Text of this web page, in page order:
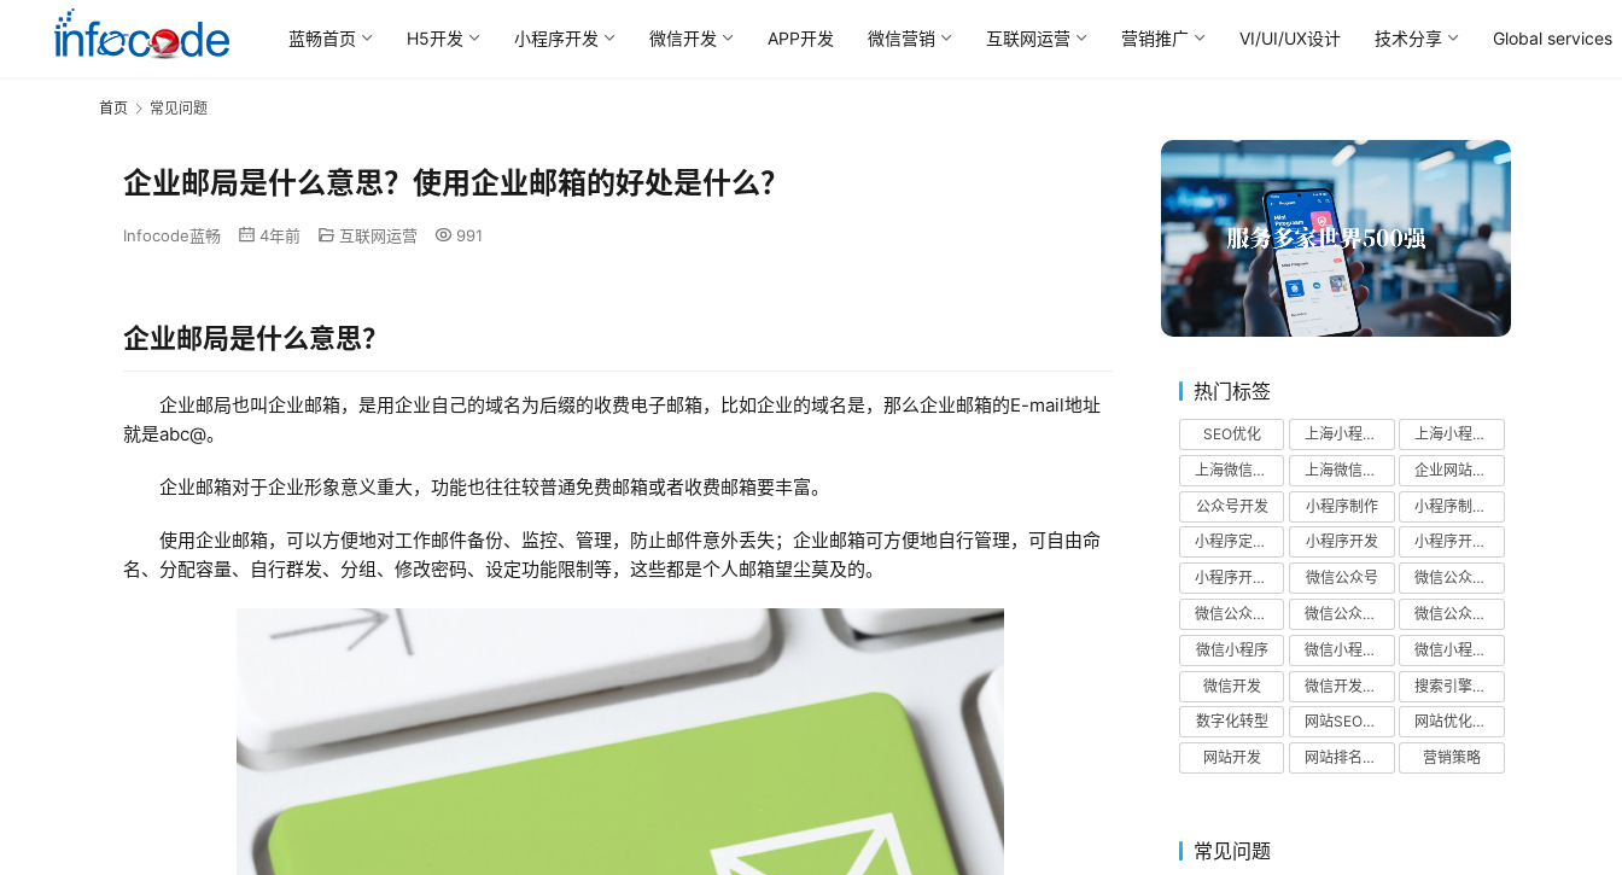
蓝畅首页 H5开发 小程序开发 微信开发 APP开发 微信营销 互联网运营 营销推广 VI/UI/UX设计 技术分享 Global services
首页 常见问题
企业邮局是什么意思？使用企业邮箱的好处是什么？
Infocode蓝畅 4年前 互联网运营 991
企业邮局是什么意思？
企业邮局也叫企业邮箱，是用企业自己的域名为后缀的收费电子邮箱，比如企业的域名是，那么企业邮箱的E-mail地址
就是abc@。
企业邮箱对于企业形象意义重大，功能也往往较普通免费邮箱或者收费邮箱要丰富。
使用企业邮箱，可以方便地对工作邮件备份、监控、管理，防止邮件意外丢失；企业邮箱可方便地自行管理，可自由命
名、分配容量、自行群发、分组、修改密码、设定功能限制等，这些都是个人邮箱望尘莫及的。
热门标签
SEO优化 上海小程序制作公司
上海小程序开发公司
上海微信公众号开发
上海微信小程序开发公司
企业网站SEO优化
公众号开发
小程序制作
小程序制作公司
小程序定制开发
小程序开发
小程序开发公司
小程序开发解决方案
微信公众号
微信公众号开发
微信公众号开发公司
微信公众号开发解决方案
微信公众平台
微信小程序
微信小程序开发
微信小程序开发解决方案
微信开发
微信开发公司
搜索引擎优化
数字化转型
网站SEO优化
网站优化公司
网站开发
网站排名优化 营销策略
常见问题